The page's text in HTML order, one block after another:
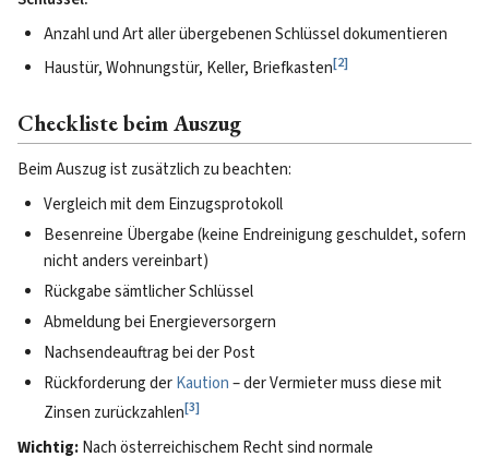
Anzahl und Art aller übergebenen Schlüssel dokumentieren
Haustür, Wohnungstür, Keller, Briefkasten[2]
Checkliste beim Auszug
Beim Auszug ist zusätzlich zu beachten:
Vergleich mit dem Einzugsprotokoll
Besenreine Übergabe (keine Endreinigung geschuldet, sofern
nicht anders vereinbart)
Rückgabe sämtlicher Schlüssel
Abmeldung bei Energieversorgern
Nachsendeauftrag bei der Post
Rückforderung derKaution– der Vermieter muss diese mit
Zinsen zurückzahlen[3]
Wichtig:Nach österreichischem Recht sind normale